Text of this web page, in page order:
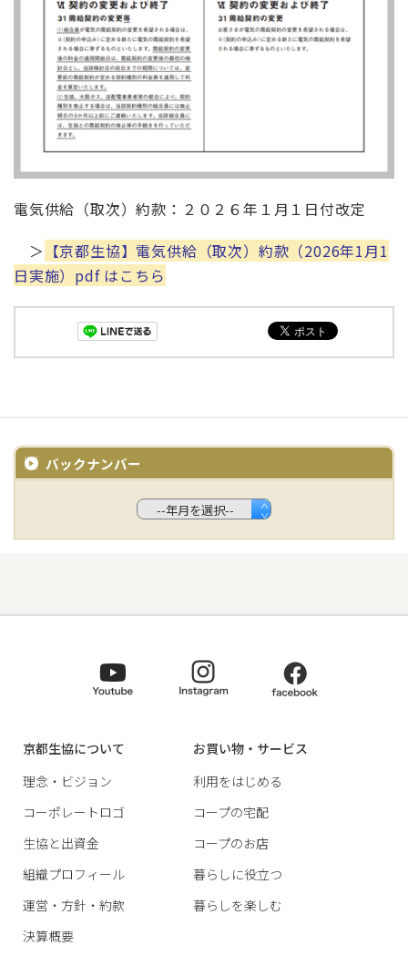
電気供給（取次）約款：２０２６年１月１日付改定
＞ 【京都生協】電気供給（取次）約款（2026年1月1
日実施）pdf はこちら
バックナンバー
京都生協について
理念・ビジョン
コーポレートロゴ
生協と出資金
組織プロフィール
運営・方針・約款
決算概要
お買い物・サービス
利用をはじめる
コープの宅配
コープのお店
暮らしに役立つ
暮らしを楽しむ